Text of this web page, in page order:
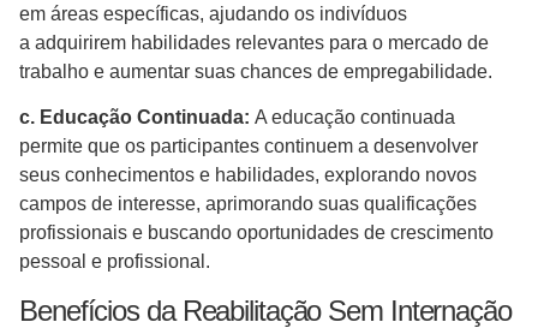
em áreas específicas, ajudando os indivíduos
a adquirirem habilidades relevantes para o mercado de
trabalho e aumentar suas chances de empregabilidade.
c. Educação Continuada: A educação continuada
permite que os participantes continuem a desenvolver
seus conhecimentos e habilidades, explorando novos
campos de interesse, aprimorando suas qualificações
profissionais e buscando oportunidades de crescimento
pessoal e profissional.
Benefícios da Reabilitação Sem Internação